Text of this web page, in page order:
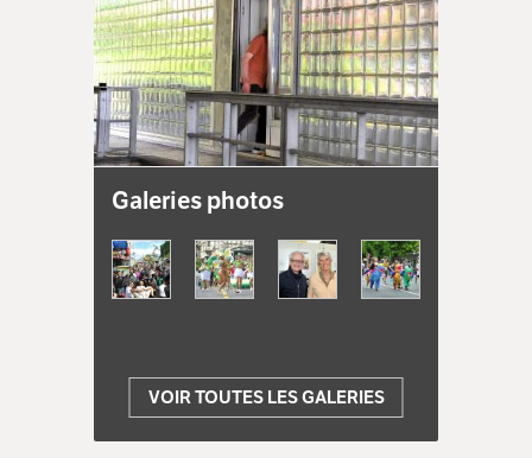
Galeries photos
VOIR TOUTES LES GALERIES